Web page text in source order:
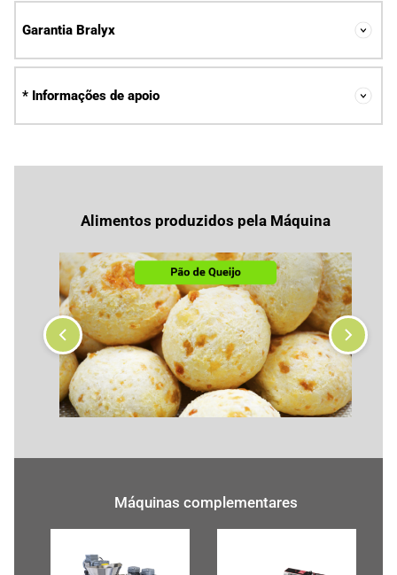
Garantia Bralyx
* Informações de apoio
Alimentos produzidos pela Máquina
Máquinas complementares